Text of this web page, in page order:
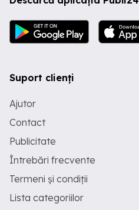
Suport clienți
Ajutor
Contact
Publicitate
Întrebări frecvente
Termeni și condiții
Lista categoriilor